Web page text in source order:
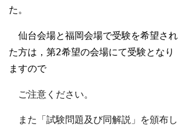
た。
仙台会場と福岡会場で受験を希望され
た方は，第2希望の会場にて受験となり
ますので
ご注意ください。
また「試験問題及び同解説」を頒布し